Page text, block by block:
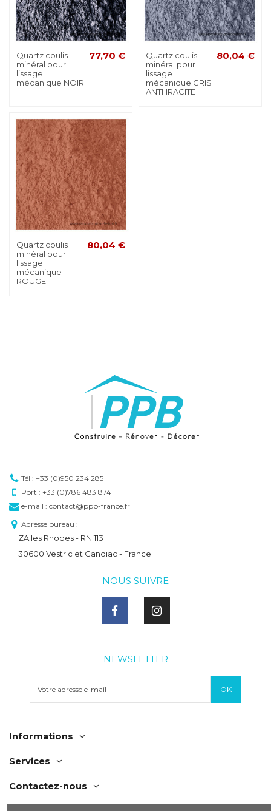
Quartz coulis
minéral pour
lissage
mécanique NOIR
77,70 €
Quartz coulis
minéral pour
lissage
mécanique GRIS
ANTHRACITE
80,04 €
Quartz coulis
minéral pour
lissage
mécanique
ROUGE
80,04 €
Tél : +33 (0)950 234 285
Port : +33 (0)786 483 874
e-mail : contact@ppb-france.fr
Adresse bureau :
ZA les Rhodes - RN 113
30600 Vestric et Candiac - France
NOUS SUIVRE
NEWSLETTER
Informations
Services
Contactez-nous